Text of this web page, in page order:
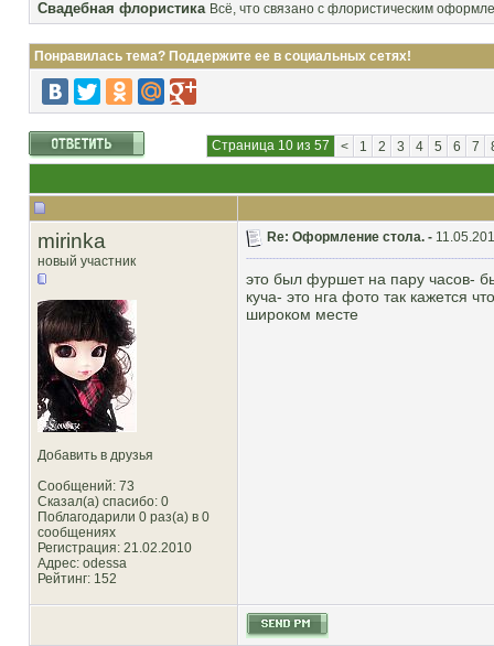
Свадебная флористика Всё, что связано с флористическим
Понравилась тема? Поддержите ее в социальных сетях!
Страница 10 из 57 < 1 2 3 4 5 6 7
mirinka
новый участник
Добавить в друзья
Сообщений: 73
Сказал(а) спасибо: 0
Поблагодарили 0 раз(а) в 0
сообщениях
Регистрация: 21.02.2010
Адрес: odessa
Рейтинг: 152
Re: Оформление стола. -
это был фуршет на пару часов-
куча- это нга фото так кажется
широком месте